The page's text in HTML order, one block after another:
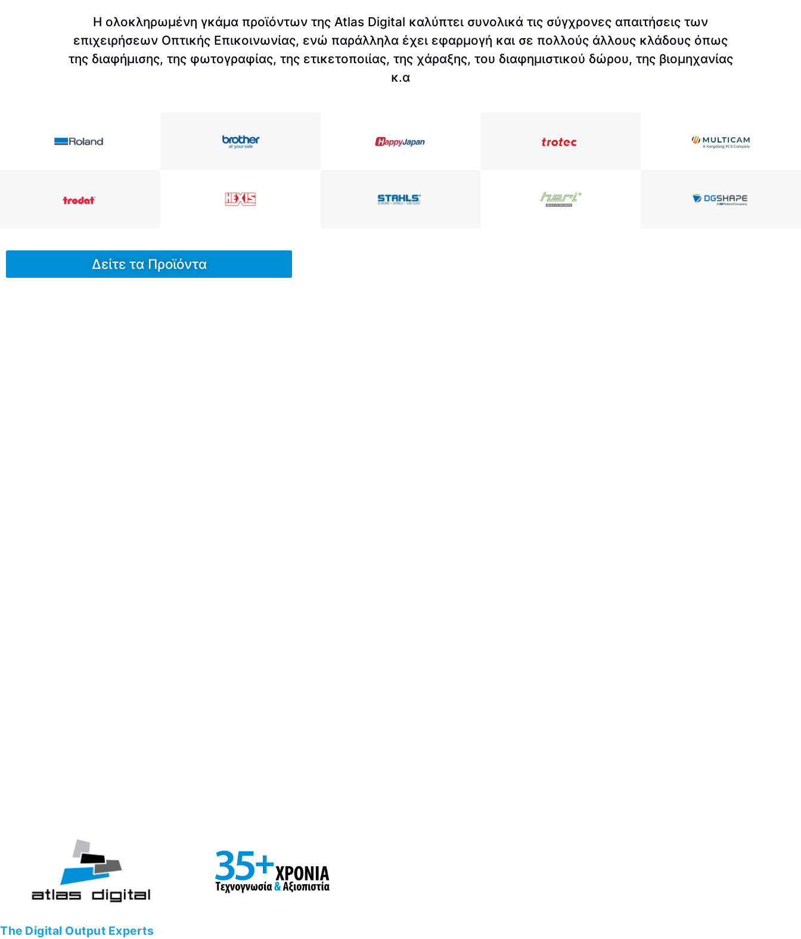
Η ολοκληρωμένη γκάμα προϊόντων της Atlas Digital καλύπτει συνολικά τις σύγχρονες απαιτήσεις των
επιχειρήσεων Οπτικής Επικοινωνίας, ενώ παράλληλα έχει εφαρμογή και σε πολλούς άλλους κλάδους όπως
της διαφήμισης, της φωτογραφίας, της ετικετοποιίας, της χάραξης, του διαφημιστικού δώρου, της βιομηχανίας
κ.α
Δείτε τα Προϊόντα
The Digital Output Experts